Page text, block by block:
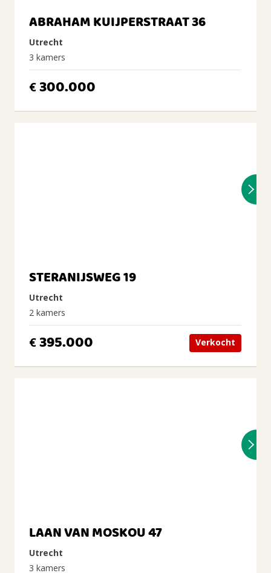
ABRAHAM KUIJPERSTRAAT 36
Utrecht
3 kamers
€300.000
STERANIJSWEG 19
Utrecht
2 kamers
€395.000 Verkocht
LAAN VAN MOSKOU 47
Utrecht
3 kamers